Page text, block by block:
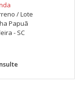
/ Lote
Papuã
- SC